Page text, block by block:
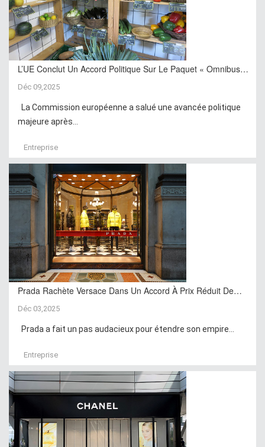
L’UE Conclut Un Accord Politique Sur Le Paquet « Omnibus…
Déc 09,2025
La Commission européenne a salué une avancée politique
majeure après...
Entreprise
Prada Rachète Versace Dans Un Accord À Prix Réduit De…
Déc 03,2025
Prada a fait un pas audacieux pour étendre son empire...
Entreprise